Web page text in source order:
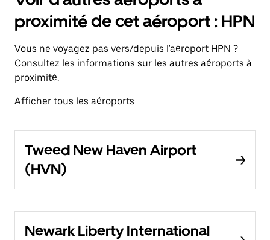
proximité de cet aéroport : HPN
Vous ne voyagez pas vers/depuis l'aéroport HPN ?
Consultez les informations sur les autres aéroports à
proximité.
Afficher tous les aéroports
Tweed New Haven Airport
(HVN)
Newark Liberty International